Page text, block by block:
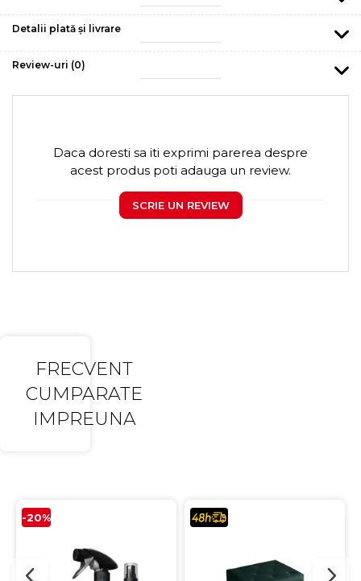
Detalii plată și livrare
Review-uri (0)
Daca doresti sa iti exprimi parerea despre
acest produs poti adauga un review.
SCRIE UN REVIEW
FRECVENT
CUMPARATE
IMPREUNA
-20%